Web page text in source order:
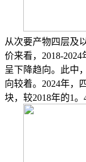
从次要产物四层及
价来看，2018-
呈下降趋向。此中
向较着。2024年，
块，较2018年的1。